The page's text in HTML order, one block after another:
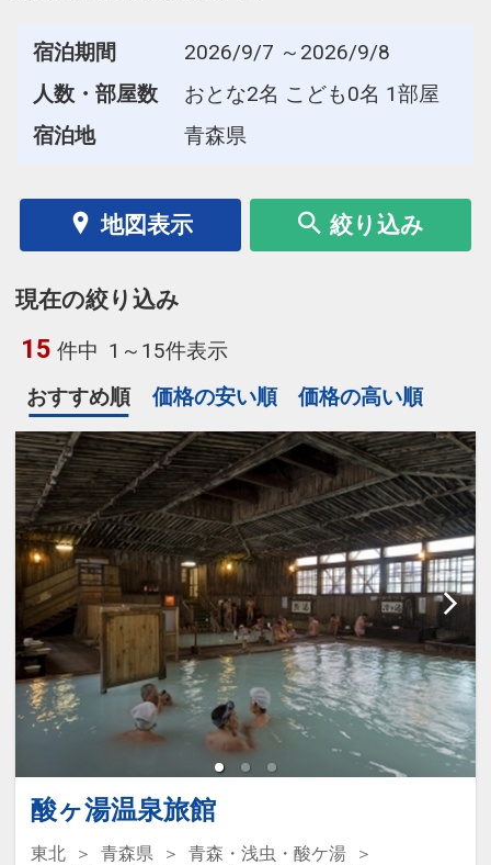
宿泊期間
2026/9/7 ～2026/9/8
人数・部屋数
おとな2名 こども0名 1部屋
宿泊地
青森県
地図表示 絞り込み
現在の絞り込み
15 件中 1～15件表示
おすすめ順
価格の安い順 価格の高い順
酸ヶ湯温泉旅館
東北 青森県
青森・浅虫・酸ケ湯